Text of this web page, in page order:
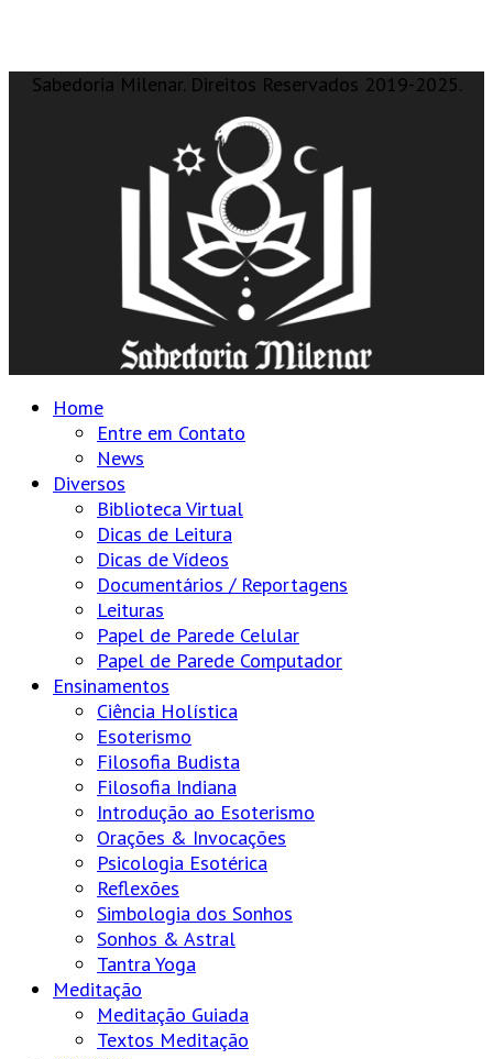
Sabedoria Milenar. Direitos Reservados 2019-2025.
Home
Entre em Contato
News
Diversos
Biblioteca Virtual
Dicas de Leitura
Dicas de Vídeos
Documentários / Reportagens
Leituras
Papel de Parede Celular
Papel de Parede Computador
Ensinamentos
Ciência Holística
Esoterismo
Filosofia Budista
Filosofia Indiana
Introdução ao Esoterismo
Orações & Invocações
Psicologia Esotérica
Reflexões
Simbologia dos Sonhos
Sonhos & Astral
Tantra Yoga
Meditação
Meditação Guiada
Textos Meditação